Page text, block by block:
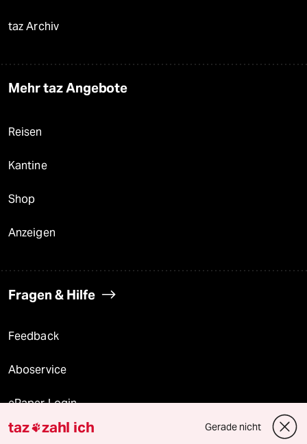
taz Archiv
Mehr taz Angebote
Reisen
Kantine
Shop
Anzeigen
Fragen & Hilfe
Feedback
Aboservice
ePaper Login
Downloads für Abonnierende
taz zahl ich Gerade nicht